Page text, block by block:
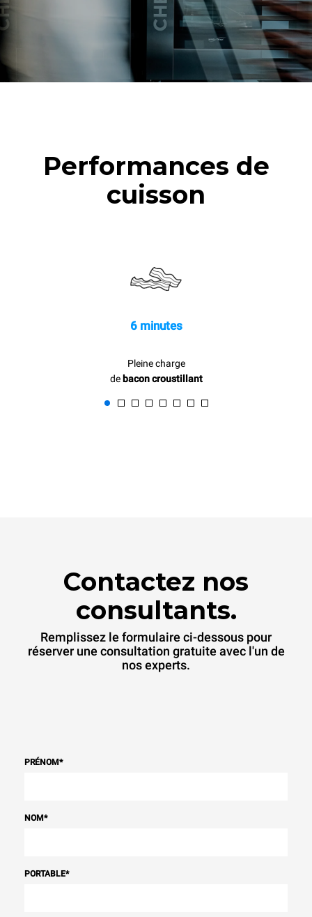
Performances de
cuisson
6 minutes
Pleine charge
de bacon croustillant
Contactez nos
consultants.
Remplissez le formulaire ci-dessous pour
réserver une consultation gratuite avec l'un de
nos experts.
PRÉNOM*
NOM*
PORTABLE*